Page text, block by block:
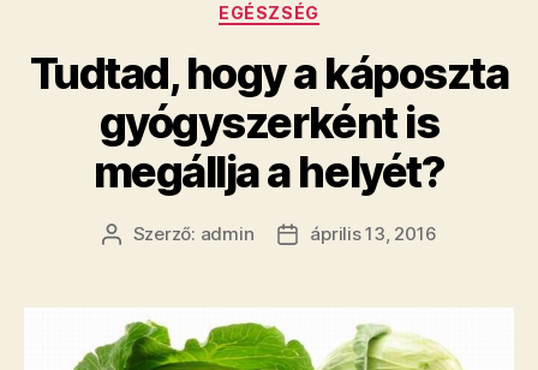
Kategóriák
EGÉSZSÉG
Tudtad, hogy a káposzta
gyógyszerként is
megállja a helyét?
Bejegyzés
Szerző: admin
Bejegyzés
április 13, 2016